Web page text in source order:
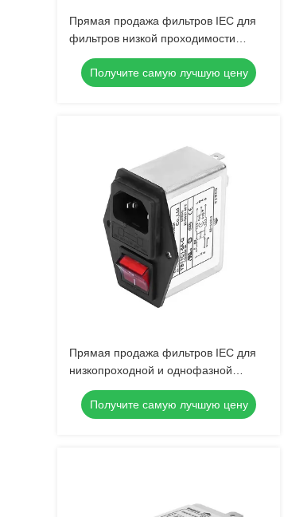
Прямая продажа фильтров IEC для
фильтров низкой проходимости
переменного тока
Получите самую лучшую цену
Прямая продажа фильтров IEC для
низкопроходной и однофазной
фильтрации EMI
Получите самую лучшую цену